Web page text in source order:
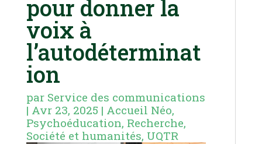
pour donner la
voix à
l’autodéterminat
ion
par Service des communications
| Avr 23, 2025 | Accueil Néo,
Psychoéducation, Recherche,
Société et humanités, UQTR